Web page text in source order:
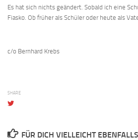
Es hat sich nichts geändert. Sobald ich eine
Fiasko. Ob früher als Schüler oder heute als
c/o Bernhard Krebs
SHARE
FÜR DICH VIELLEICHT